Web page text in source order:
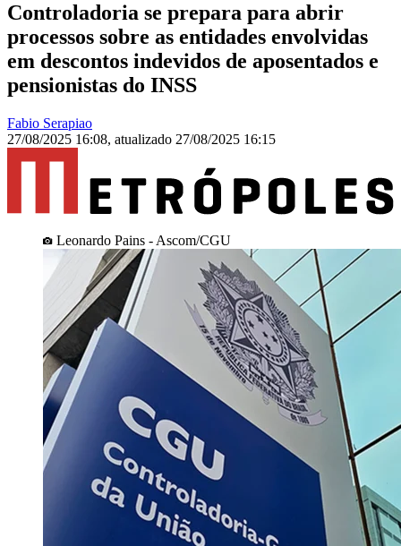
Controladoria se prepara para abrir
processos sobre as entidades envolvidas
em descontos indevidos de aposentados e
pensionistas do INSS
Fabio Serapiao
27/08/2025 16:08, atualizado 27/08/2025 16:15
Leonardo Pains - Ascom/CGU